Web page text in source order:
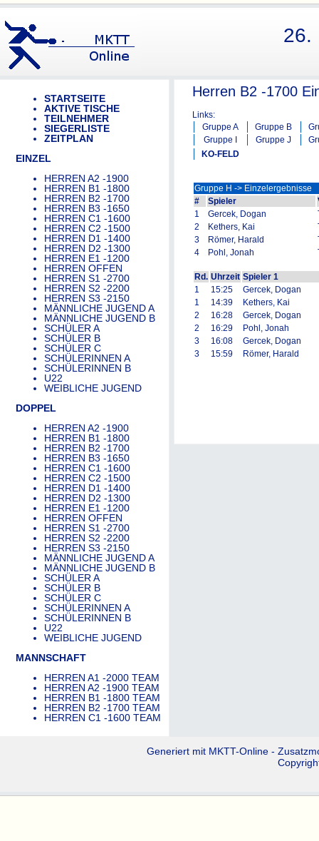
26.
STARTSEITE
AKTIVE TISCHE
TEILNEHMER
SIEGERLISTE
ZEITPLAN
EINZEL
HERREN A2 -1900
HERREN B1 -1800
HERREN B2 -1700
HERREN B3 -1650
HERREN C1 -1600
HERREN C2 -1500
HERREN D1 -1400
HERREN D2 -1300
HERREN E1 -1200
HERREN OFFEN
HERREN S1 -2700
HERREN S2 -2200
HERREN S3 -2150
MÄNNLICHE JUGEND A
MÄNNLICHE JUGEND B
SCHÜLER A
SCHÜLER B
SCHÜLER C
SCHÜLERINNEN A
SCHÜLERINNEN B
U22
WEIBLICHE JUGEND
DOPPEL
HERREN A2 -1900
HERREN B1 -1800
HERREN B2 -1700
HERREN B3 -1650
HERREN C1 -1600
HERREN C2 -1500
HERREN D1 -1400
HERREN D2 -1300
HERREN E1 -1200
HERREN OFFEN
HERREN S1 -2700
HERREN S2 -2200
HERREN S3 -2150
MÄNNLICHE JUGEND A
MÄNNLICHE JUGEND B
SCHÜLER A
SCHÜLER B
SCHÜLER C
SCHÜLERINNEN A
SCHÜLERINNEN B
U22
WEIBLICHE JUGEND
MANNSCHAFT
HERREN A1 -2000 TEAM
HERREN A2 -1900 TEAM
HERREN B1 -1800 TEAM
HERREN B2 -1700 TEAM
HERREN C1 -1600 TEAM
Herren B2 -1700
Links:
Gruppe A
Gruppe B
Gruppe I
Gruppe J
KO-FELD
Gruppe H -> Einzelergebnisse
#
Spieler
1
Gercek, Dogan
2
Kethers, Kai
3
Römer, Harald
4
Pohl, Jonah
Rd. Uhrzeit Spieler 1
1
15:25
Gercek, Dogan
1
14:39
Kethers, Kai
2
16:28
Gercek, Dogan
2
16:29
Pohl, Jonah
3
16:08
Gercek, Dogan
3
15:59 Römer, Harald
Generiert mit MKTT-Online-